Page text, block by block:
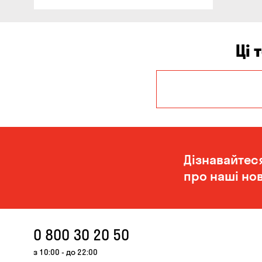
Ці
Одеса
про наші
0 800 30 20 50
з 10:00 - до 22:00